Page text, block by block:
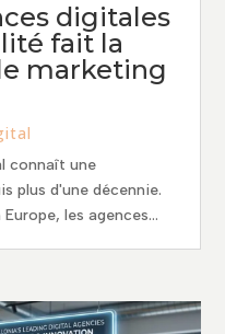
digitales
fait la
marketing
connaît une
plus d'une décennie.
les agences...